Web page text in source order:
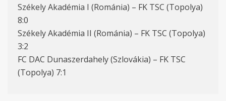
Székely Akadémia I (Románia) – FK TSC (Topolya)
8:0
Székely Akadémia II (Románia) – FK TSC (Topolya)
3:2
FC DAC Dunaszerdahely (Szlovákia) – FK TSC
(Topolya) 7:1